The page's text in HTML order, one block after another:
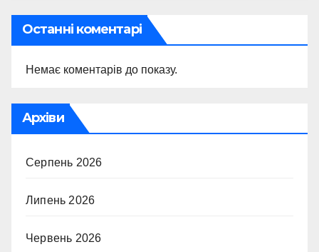
Останні коментарі
Немає коментарів до показу.
Архіви
Серпень 2026
Липень 2026
Червень 2026